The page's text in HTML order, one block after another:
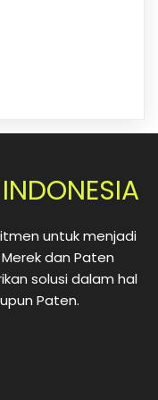
untuk menjadi
dan Paten
solusi dalam hal
Paten.